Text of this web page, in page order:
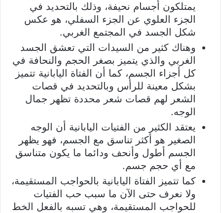
يمتلكون أجسام نحيفة، وذلك بالتحديد في
الجزء العلوي عن الجزء السفلي، هو عكس
شكل الجسد في المجتمع الغربي.
وهناك كثير من السيدات التي تعشق الجسد
الغربي والذي يتميز بصغر الحجم والنحافة في
كل أجزاء الجسم، كما أن الفتاة اليابانية تتميز
بشكل معينة للرأس وبالتحديد في قصات
الشعر لهم قصات شعر محددة تظهر جمال
الوجه.
يعتقد الكثير من الفتيات اليابانية أن الوجه
الصغير هو أكثر تناسق مع الجسم، فهو يظهر
الجسم أطول وأنحف ودائما ما يكون متناسق
مع أي حجم جسم.
كما تتميز الفتاة اليابانية بالحواجب المستقيمة،
ولا نعرف حتى الآن ما سبب حب الفتيات
للحواجب المستقيمة، وهي تسبه بالفعل الخط